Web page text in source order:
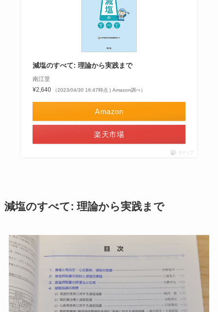
減塩のすべて: 理論から実践まで
南江堂
¥2,640
（2023/04/30 16:47時点 | Amazon調べ）
Amazon
楽天市場
ポチップ
減塩のすべて: 理論から実践まで